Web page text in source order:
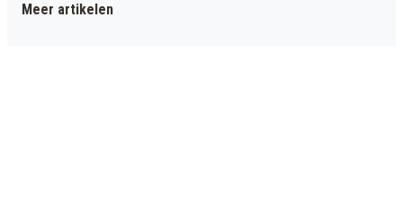
Meer artikelen